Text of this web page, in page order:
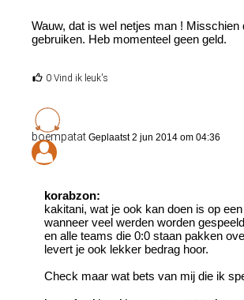
Wauw, dat is wel netjes man ! Misschien
gebruiken. Heb momenteel geen geld.
0 Vind ik leuk's
boempatat Geplaatst 2 jun 2014 om 04:36
korabzon:
kakitani, wat je ook kan doen is op
wanneer veel werden worden
en alle teams die 0:0 staan pakken
levert je ook lekker bedrag hoor.
Check maar wat bets van mij die ik